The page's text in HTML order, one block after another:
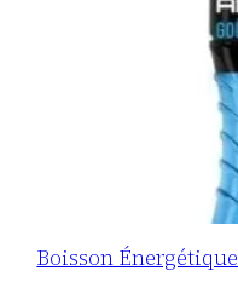
Boisson Énergétique